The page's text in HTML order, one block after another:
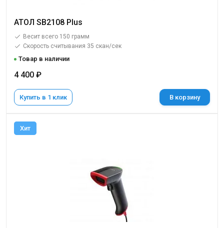
АТОЛ SB2108 Plus
Весит всего 150 грамм
Скорость считывания 35 скан/сек
Товар в наличии
4 400 ₽
Купить в 1 клик В корзину
Хит